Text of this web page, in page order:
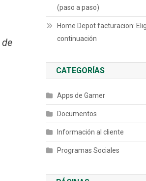
(paso a paso)
Home Depot facturacion:
continuación
CATEGORÍAS
Apps de Gamer
Documentos
Información al cliente
Programas Sociales